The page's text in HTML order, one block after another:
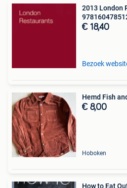
2013 London
€ 18,40
Bezoek
Hemd Fish
€ 8,00
Hoboken
How to Eat